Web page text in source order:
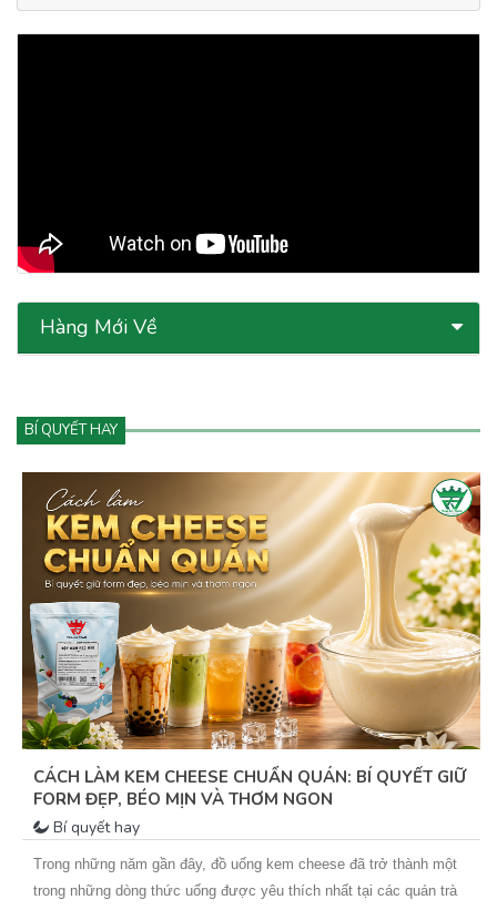
Hàng Mới Về
BÍ QUYẾT HAY
CÁCH LÀM KEM CHEESE CHUẨN QUÁN: BÍ QUYẾT GIỮ
FORM ĐẸP, BÉO MỊN VÀ THƠM NGON
Bí quyết hay
Trong những năm gần đây, đồ uống kem cheese đã trở thành một
trong những dòng thức uống được yêu thích nhất tại các quán trà